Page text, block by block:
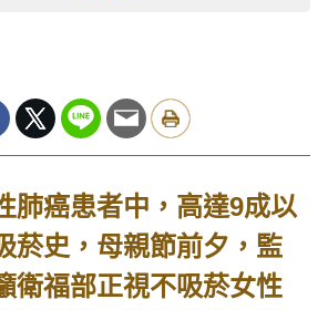
肺癌患者中，高達9成以
菸史，母親節前夕，監
衛福部正視不吸菸女性